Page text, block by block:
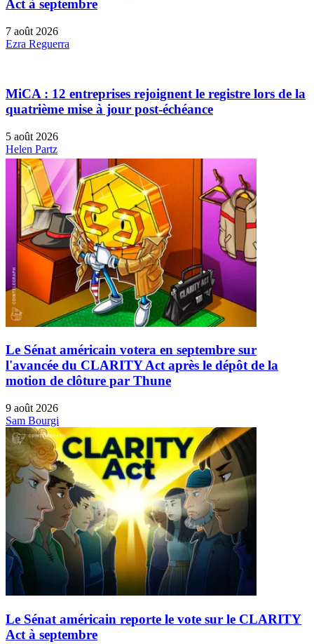
Act à septembre
7 août 2026
Ezra Reguerra
MiCA : 12 entreprises rejoignent le registre lors de la
quatrième mise à jour post-échéance
5 août 2026
Helen Partz
Le Sénat américain votera en septembre sur
l'avancée du CLARITY Act après le dépôt de la
motion de clôture par Thune
9 août 2026
Sam Bourgi
Le Sénat américain reporte le vote sur le CLARITY
Act à septembre